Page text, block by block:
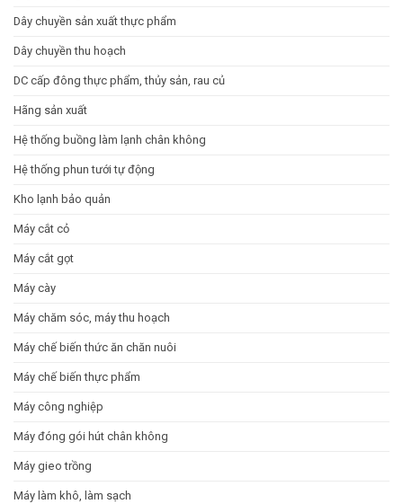
Dây chuyền sản xuất thực phẩm
Dây chuyền thu hoạch
DC cấp đông thực phẩm, thủy sản, rau củ
Hãng sản xuất
Hệ thống buồng làm lạnh chân không
Hệ thống phun tưới tự động
Kho lạnh bảo quản
Máy cắt cỏ
Máy cắt gọt
Máy cày
Máy chăm sóc, máy thu hoạch
Máy chế biến thức ăn chăn nuôi
Máy chế biến thực phẩm
Máy công nghiệp
Máy đóng gói hút chân không
Máy gieo trồng
Máy làm khô, làm sạch